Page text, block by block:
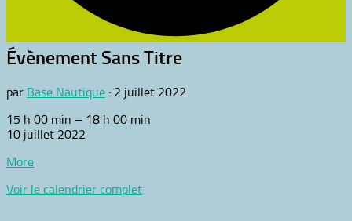
Évènement Sans Titre
par Base Nautique · 2 juillet 2022
Évènement
Sans
15 h 00 min – 18 h 00 min
10 juillet 2022
Moreabout
Voir le calendrier complet